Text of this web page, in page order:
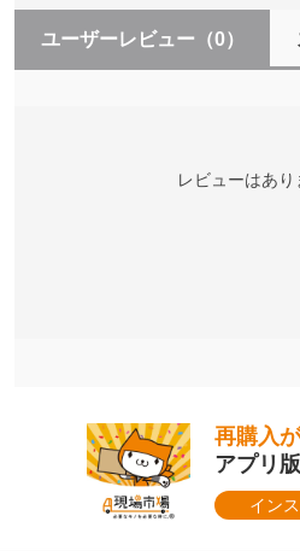
ユーザーレビュー （0）
レビューはあり
再購入
アプリ
イン